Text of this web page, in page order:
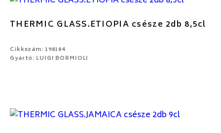
THERMIC GLASS.ETIOPIA csésze 2db 8,5cl
Cikkszám: 198184
Gyártó: LUIGI BORMIOLI